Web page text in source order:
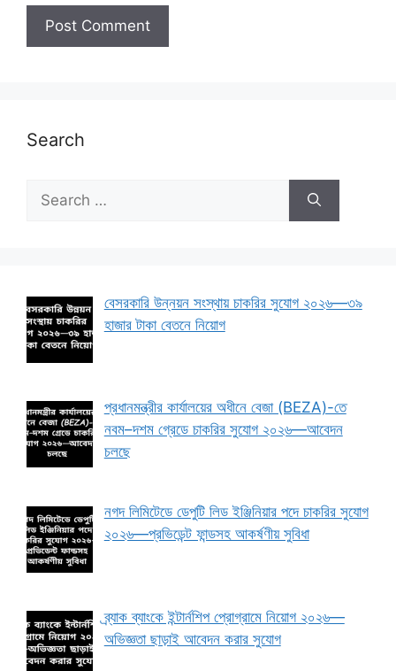
Search
for:
বেসরকারি উন্নয়ন সংস্থায় চাকরির সুযোগ ২০২৬—৩৯
হাজার টাকা বেতনে নিয়োগ
প্রধানমন্ত্রীর কার্যালয়ের অধীনে বেজা (BEZA)-তে
নবম–দশম গ্রেডে চাকরির সুযোগ ২০২৬—আবেদন
চলছে
নগদ লিমিটেডে ডেপুটি লিড ইঞ্জিনিয়ার পদে চাকরির সুযোগ
২০২৬—প্রভিডেন্ট ফান্ডসহ আকর্ষণীয় সুবিধা
ব্র্যাক ব্যাংকে ইন্টার্নশিপ প্রোগ্রামে নিয়োগ ২০২৬—
অভিজ্ঞতা ছাড়াই আবেদন করার সুযোগ